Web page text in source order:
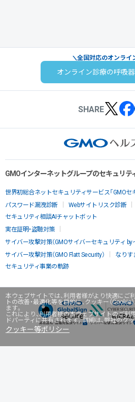
本ウェブサイトでは、利用者様がより快適にご
トの改善・最適化等を目的に、クッキー（
ます。
これにより、利用者様の本ウェブサイトのご利
ドパーティに共有されます。詳細は、弊社のク
クッキー等ポリシー
全国対応のオンライ
オンライン診療の呼吸
SHARE
GMOインターネットグループのセキュリテ
世界初総合ネットセキュリティサービス「GMOセ
パスワード漏洩診断
Webサイトリスク診断
セキュリティ相談AIチャットボット
実在証明・盗聴対策
サイバー攻撃対策（GMOサイバーセキュリティ by
サイバー攻撃対策（GMO Flatt Security）
なりす
セキュリティ事業の軌跡